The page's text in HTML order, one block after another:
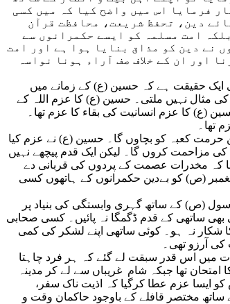
فرمایا اس میں واضح کیا کہ میں کسی
دین، تحفظ شریعت، محافظت قرآن
امت مسلمہ کو ایسے حکمرانوں سے
نے دین کو مذاق بنایا ہوا ہے اور امت
اور ان کے خلاف صف آراء ہونا نواسہ
ایک حقیقت ہے کہ حسین (ع) کے زمانے میں
مثال نہیں ملتی۔ حسین (ع) کا عزم اللہ کے
(ع) کا عزم انسانیت کی بقاء کا عزم تھا۔
تھا۔
حرمت کعبہ کو بچاوں گا۔ حسین (ع) نے عزم کیا
مزاحمت کروں گا۔ لیکن ایک قدم پیچھے نہیں
تھا کہ مخدرات عصمت کے پردوں کی قربانی دے
(ص) کو بےدین حکمرانوں کے ہاتھوں کسی
(ص) کے ساتھ گہری وابستگی کی بنیاد پر
بھی ساتھی کے قدم ڈگمگا نہ پائیں۔ کسی صحابی
شکار نہ ہو۔ کوئی ساتھی اپنے لشکر کی کمی
آرزو تھی۔
میں اس قدر سبقت لے گئے کہ ہر فرد چاہتا
تھا جبکہ شام غریباں سے لے کر مدینہ
ایسا عزم عطا کرگیا کہ اذیت ناک سفر،
ساتھ مختصر قافلے کے باوجود حاکمان وقت و